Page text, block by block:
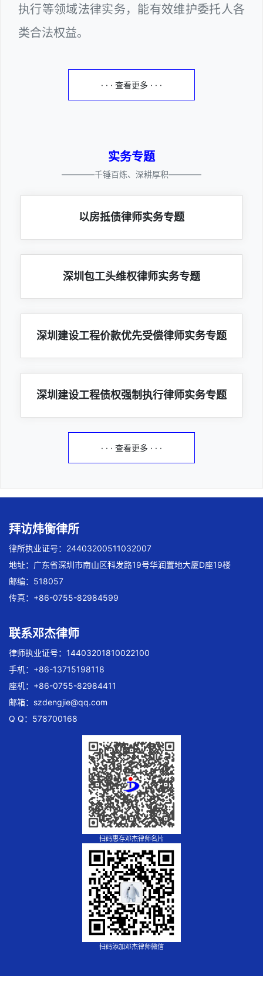
执行等领域法律实务，能有效维护委托人各
类合法权益。
· · · 查看更多 · · ·
实务专题
————千锤百炼、深耕厚积————
以房抵债律师实务专题
深圳包工头维权律师实务专题
深圳建设工程价款优先受偿律师实务专题
深圳建设工程债权强制执行律师实务专题
· · · 查看更多 · · ·
拜访炜衡律所
律所执业证号：24403200511032007
地址：广东省深圳市南山区科发路19号华润置地大厦D座19楼
邮编：518057
传真：+86-0755-82984599
联系邓杰律师
律师执业证号：14403201810022100
手机：+86-13715198118
座机：+86-0755-82984411
邮箱： szdengjie@qq.com
Q Q：578700168
扫码惠存邓杰律师名片
扫码添加邓杰律师微信